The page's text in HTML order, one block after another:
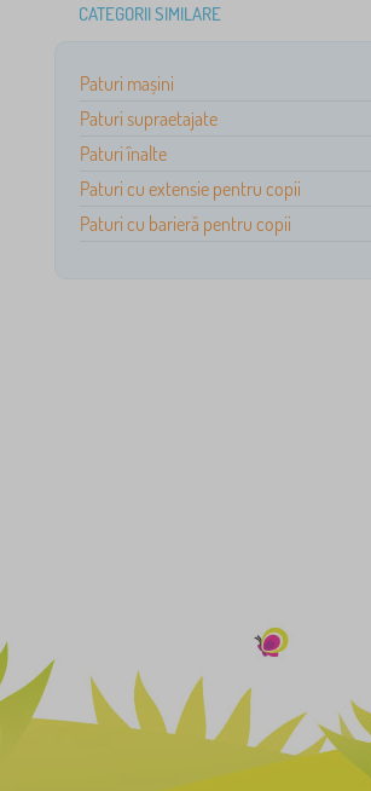
CATEGORII SIMILARE
Paturi mașini
Paturi supraetajate
Paturi înalte
Paturi cu extensie pentru copii
Paturi cu barieră pentru copii